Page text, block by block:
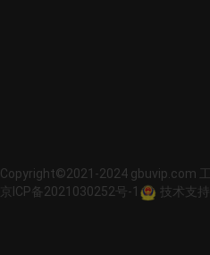
Copyright©2021-2024 gbuvip.com
京ICP备2021030252号-1
技术支